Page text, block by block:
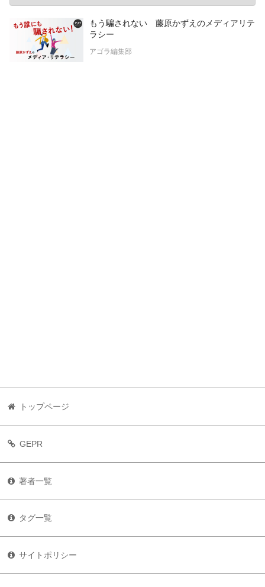
もう騙されない 藤原かずえのメディアリテ
ラシー
アゴラ編集部
トップページ
GEPR
著者一覧
タグ一覧
サイトポリシー